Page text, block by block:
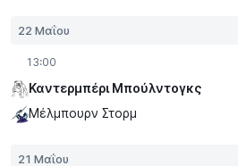
22 Μαΐου
13:00
Καντερμπέρι Μπούλντογκς
Μέλμπουρν Στορμ
21 Μαΐου